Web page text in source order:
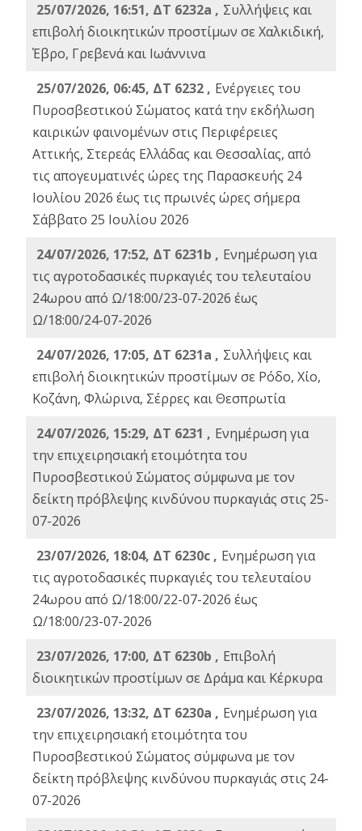
25/07/2026, 16:51, ΔΤ 6232a , Συλλήψεις και
επιβολή διοικητικών προστίμων σε Χαλκιδική,
Έβρο, Γρεβενά και Ιωάννινα
25/07/2026, 06:45, ΔΤ 6232 , Ενέργειες του
Πυροσβεστικού Σώματος κατά την εκδήλωση
καιρικών φαινομένων στις Περιφέρειες
Αττικής, Στερεάς Ελλάδας και Θεσσαλίας, από
τις απογευματινές ώρες της Παρασκευής 24
Ιουλίου 2026 έως τις πρωινές ώρες σήμερα
Σάββατο 25 Ιουλίου 2026
24/07/2026, 17:52, ΔΤ 6231b , Ενημέρωση για
τις αγροτοδασικές πυρκαγιές του τελευταίου
24ωρου από Ω/18:00/23-07-2026 έως
Ω/18:00/24-07-2026
24/07/2026, 17:05, ΔΤ 6231a , Συλλήψεις και
επιβολή διοικητικών προστίμων σε Ρόδο, Χίο,
Κοζάνη, Φλώρινα, Σέρρες και Θεσπρωτία
24/07/2026, 15:29, ΔΤ 6231 , Ενημέρωση για
την επιχειρησιακή ετοιμότητα του
Πυροσβεστικού Σώματος σύμφωνα με τον
δείκτη πρόβλεψης κινδύνου πυρκαγιάς στις 25-
07-2026
23/07/2026, 18:04, ΔΤ 6230c , Ενημέρωση για
τις αγροτοδασικές πυρκαγιές του τελευταίου
24ωρου από Ω/18:00/22-07-2026 έως
Ω/18:00/23-07-2026
23/07/2026, 17:00, ΔΤ 6230b , Επιβολή
διοικητικών προστίμων σε Δράμα και Κέρκυρα
23/07/2026, 13:32, ΔΤ 6230a , Ενημέρωση για
την επιχειρησιακή ετοιμότητα του
Πυροσβεστικού Σώματος σύμφωνα με τον
δείκτη πρόβλεψης κινδύνου πυρκαγιάς στις 24-
07-2026